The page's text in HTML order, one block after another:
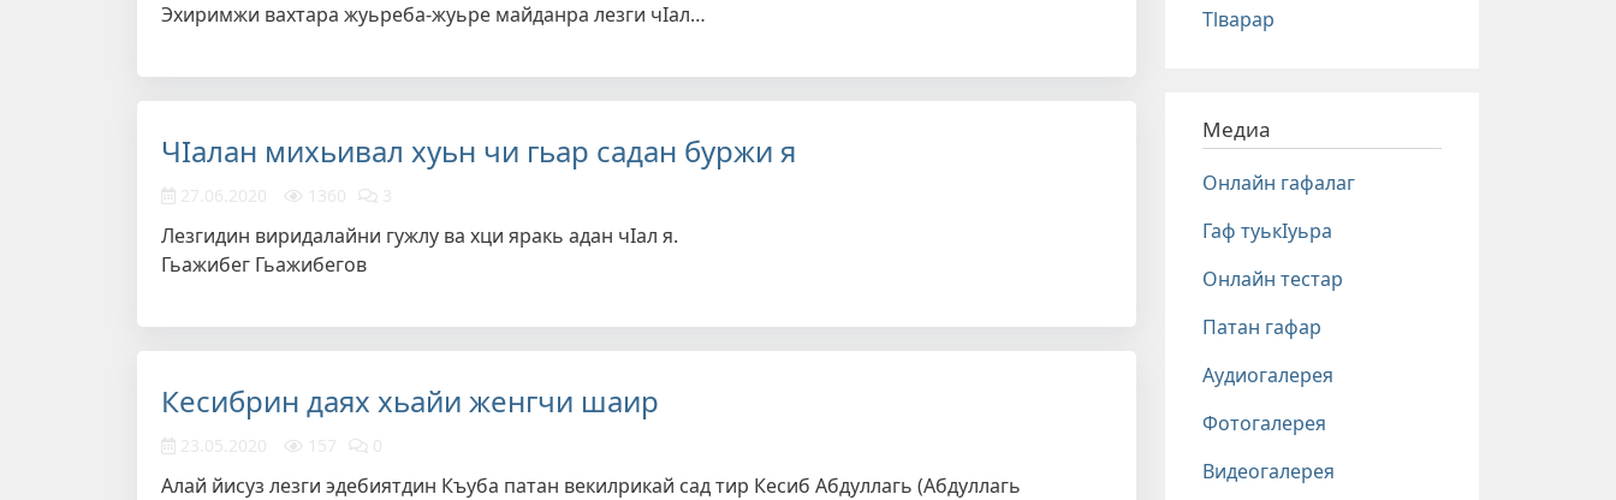
Эхиримжи вахтара жуьреба-жуьре майданра лезги чIал…
ЧIалан михьивал хуьн чи гьар садан буржи я
27.06.2020 1360 3
Лезгидин виридалайни гужлу ва хци яракь адан чIал я.
Гьажибег Гьажибегов
Кесибрин даях хьайи женгчи шаир
23.05.2020 157 0
Алай йисуз лезги эдебиятдин Къуба патан векилрикай сад тир Кесиб Абдуллагь (Абдуллагь
Тlварар
Медиа
Онлайн гафалаг
Гаф туькIуьра
Онлайн тестар
Патан гафар
Аудиогалерея
Фотогалерея
Видеогалерея